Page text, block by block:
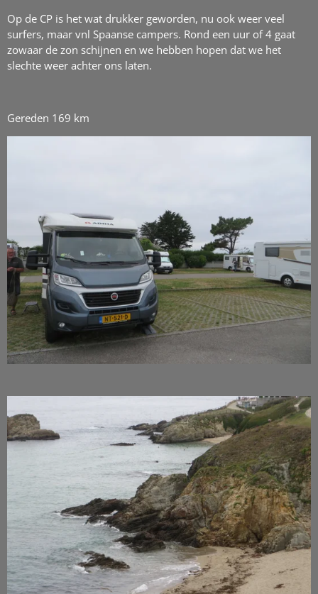
Op de CP is het wat drukker geworden, nu ook weer veel
surfers, maar vnl Spaanse campers. Rond een uur of 4 gaat
zowaar de zon schijnen en we hebben hopen dat we het
slechte weer achter ons laten.
Gereden 169 km